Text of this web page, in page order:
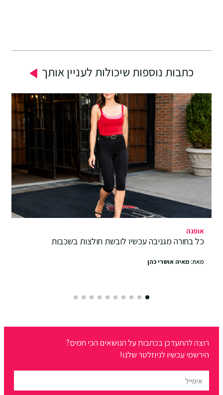
כתבות נוספות שיכולות לעניין אותך
אופנה
כל בחורה מגניבה עכשיו לובשת חולצות בשכבות
מאת:מאיה אושרי כהן
רוצה להתעדכן בכתבות על הנושאים הכי חמים?
הירשמי עכשיו לניוזלטר שלנו!